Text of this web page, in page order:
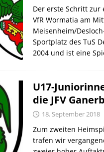
Der erste Schritt
VfR Wormatia am
Meisenheim/
Sportplatz des TuS
2004 und ist eine
U17-
die JFV
18. September 2018
Zum zweiten
trafen wir